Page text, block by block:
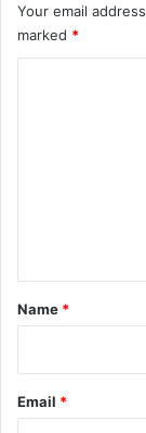
Your email
marked *
*
Name *
Email *